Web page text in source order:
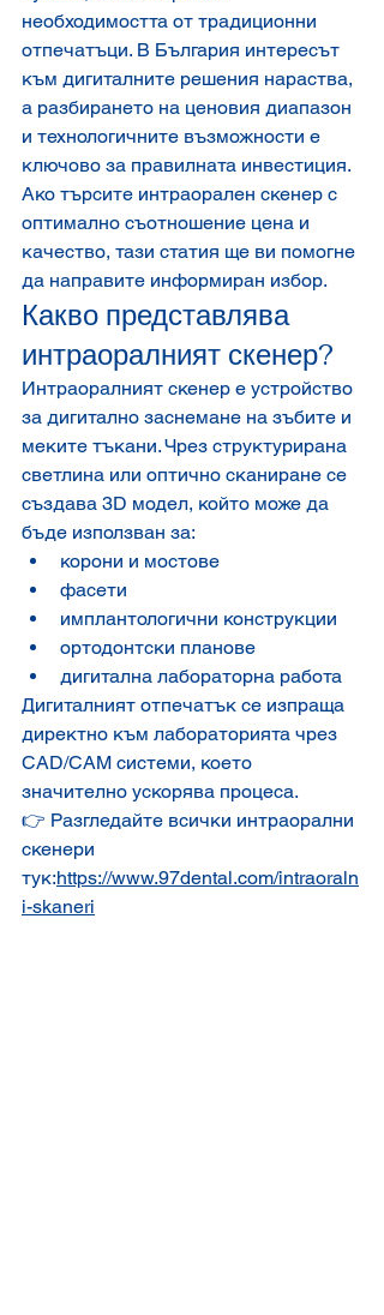
необходимостта от традиционни
отпечатъци. В България интересът
към дигиталните решения нараства,
а разбирането на ценовия диапазон
и технологичните възможности е
ключово за правилната инвестиция.
Ако търсите интраорален скенер с
оптимално съотношение цена и
качество, тази статия ще ви помогне
да направите информиран избор.
Какво представлява
интраоралният скенер?
Интраоралният скенер е устройство
за дигитално заснемане на зъбите и
меките тъкани. Чрез структурирана
светлина или оптично сканиране се
създава 3D модел, който може да
бъде използван за:
корони и мостове
фасети
имплантологични конструкции
ортодонтски планове
дигитална лабораторна работа
Дигиталният отпечатък се изпраща
директно към лабораторията чрез
CAD/CAM системи, което
значително ускорява процеса.
👉 Разгледайте всички интраорални
скенери
тук:https://www.97dental.com/intraoraln
i-skaneri